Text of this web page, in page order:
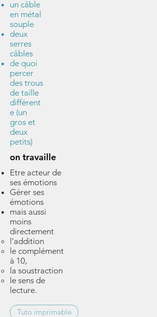
un câble
en métal
souple
deux
serres
câbles
de quoi
percer
des trous
de taille
différent
e (un
gros et
deux
petits)
on travaille
Etre acteur de
ses émotions
Gérer ses
émotions
mais aussi
moins
directement
l'addition
le complément
à 10,
la soustraction
le sens de
lecture.
Tuto imprimable